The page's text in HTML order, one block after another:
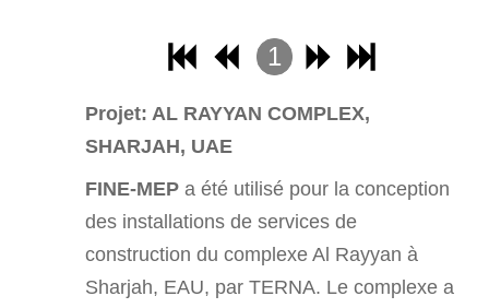
1
3
Projet: AL RAYYAN COMPLEX,
SHARJAH, UAE
FINE-MEP a été utilisé pour la conception
des installations de services de
construction du complexe Al Rayyan à
Sharjah, EAU, par TERNA. Le complexe a